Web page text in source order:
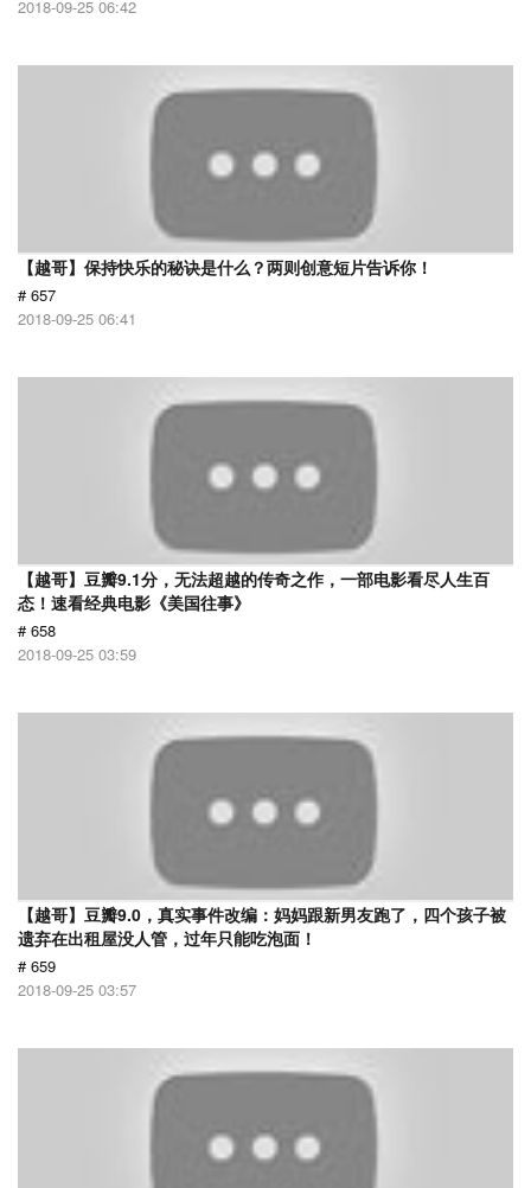
2018-09-25 06:42
【越哥】保持快乐的秘诀是什么？两则创意短片告诉你！
# 657
2018-09-25 06:41
【越哥】豆瓣9.1分，无法超越的传奇之作，一部电影看尽人生百
态！速看经典电影《美国往事》
# 658
2018-09-25 03:59
【越哥】豆瓣9.0，真实事件改编：妈妈跟新男友跑了，四个孩子被
遗弃在出租屋没人管，过年只能吃泡面！
# 659
2018-09-25 03:57